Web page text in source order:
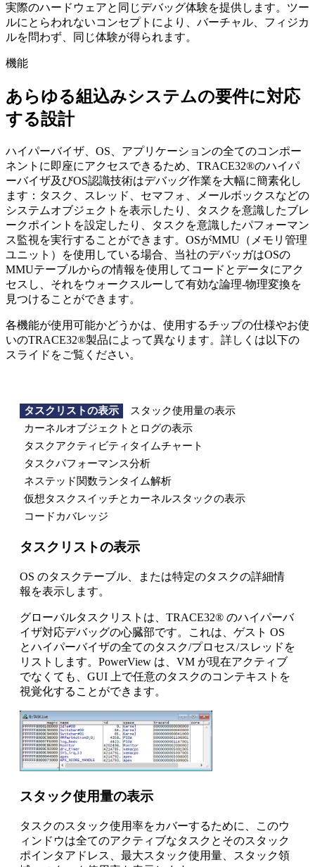
実際のハードウェアと同じデバッグ体験を提供します。ツー
ルにとらわれないコンセプトにより、バーチャル、フィジカ
ルを問わず、同じ体験が得られます。
機能
あらゆる組込みシステムの要件に対応
する設計
ハイパーバイザ、OS、アプリケーションの全てのコンポー
ネントに即座にアクセスできるため、TRACE32®のハイパ
ーバイザ及びOS認識技術はデバッグ作業を大幅に簡素化し
ます：タスク、スレッド、セマフォ、メールボックスなどの
システムオブジェクトを表示したり、タスクを意識したブレ
ークポイントを設定したり、タスクを意識したパフォーマン
ス監視を実行することができます。OSがMMU（メモリ管理
ユニット）を使用している場合、当社のデバッガはOSの
MMUテーブルからの情報を使用してコードとデータにアク
セスし、それをウォークスルーして有効な論理-物理変換を
見つけることができます。
各機能が使用可能かどうかは、使用するチップの仕様やお使
いのTRACE32®製品によって異なります。詳しくは以下の
スライドをご覧ください。
タスクリストの表示
スタック使用量の表示
カーネルオブジェクトとログの表示
タスクアクティビティタイムチャート
タスクパフォーマンス分析
ネステッド関数ランタイム解析
仮想タスクスイッチとカーネルスタックの表示
コードカバレッジ
タスクリストの表示
OS のタスクテーブル、または特定のタスクの詳細情
報を表示します。
グローバルタスクリストは、TRACE32® のハイパーバ
イザ対応デバッグの心臓部です。これは、ゲスト OS
とハイパーバイザの全てのタスク/プロセス/スレッドを
リストします。PowerView は、VM が現在アクティブ
でなくても、GUI 上で任意のタスクのコンテキストを
視覚化することができます。
スタック使用量の表示
タスクのスタック使用率をカバーするために、このウ
ィンドウは全てのアクティブなタスクとそのスタック
ポインタアドレス、最大スタック使用量、スタック領